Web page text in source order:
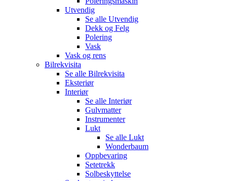
Utvendig
Se alle Utvendig
Dekk og Felg
Polering
Vask
Vask og rens
Bilrekvisita
Se alle Bilrekvisita
Eksteriør
Interiør
Se alle Interiør
Gulvmatter
Instrumenter
Lukt
Se alle Lukt
Wonderbaum
Oppbevaring
Setetrekk
Solbeskyttelse